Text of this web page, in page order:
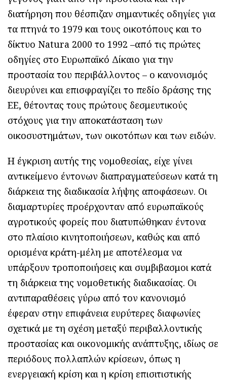
διατήρηση που θέσπιζαν σημαντικές οδηγίες για
τα πτηνά το 1979 και τους οικοτόπους και τo
δίκτυο Natura 2000 το 1992 –από τις πρώτες
οδηγίες στο Ευρωπαϊκό Δίκαιο για την
προστασία του περιβάλλοντος – ο κανονισμός
διευρύνει και επισφραγίζει το πεδίο δράσης της
ΕΕ, θέτοντας τους πρώτους δεσμευτικούς
στόχους για την αποκατάσταση των
οικοσυστημάτων, των οικοτόπων και των ειδών.
Η έγκριση αυτής της νομοθεσίας, είχε γίνει
αντικείμενο έντονων διαπραγματεύσεων κατά τη
διάρκεια της διαδικασία λήψης αποφάσεων. Οι
διαμαρτυρίες προέρχονταν από ευρωπαϊκούς
αγροτικούς φορείς που διατυπώθηκαν έντονα
στο πλαίσιο κινητοποιήσεων, καθώς και από
ορισμένα κράτη-μέλη με αποτέλεσμα να
υπάρξουν τροποποιήσεις και συμβιβασμοι κατά
τη διάρκεια της νομοθετικής διαδικασίας. Οι
αντιπαραθέσεις γύρω από τον κανονισμό
έφεραν στην επιφάνεια ευρύτερες διαφωνίες
σχετικά με τη σχέση μεταξύ περιβαλλοντικής
προστασίας και οικονομικής ανάπτυξης, ιδίως σε
περιόδους πολλαπλών κρίσεων, όπως η
ενεργειακή κρίση και η κρίση επισιτιστικής